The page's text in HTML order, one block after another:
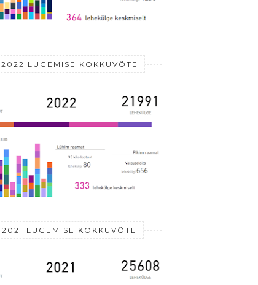
2022 LUGEMISE KOKKUVÕTE
2021 LUGEMISE KOKKUVÕTE